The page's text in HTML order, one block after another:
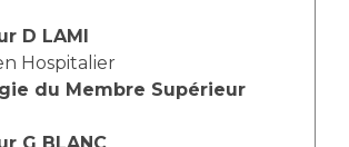
Nord
de presse
D LAMI
Hospitalier
du Membre Supérieur